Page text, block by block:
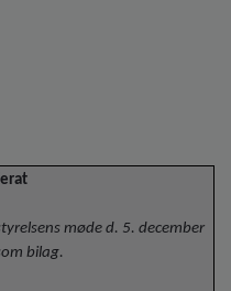
møde d. 5. december
bilag.